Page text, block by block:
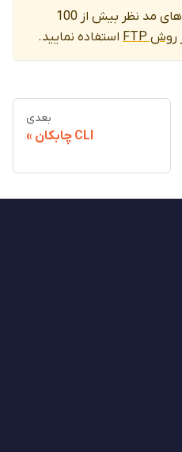
در صورتی که حجم کل فایل های مد نظر بیش از 100
روش FTP استفاده نمایید.
بعدی
CLI چابکان